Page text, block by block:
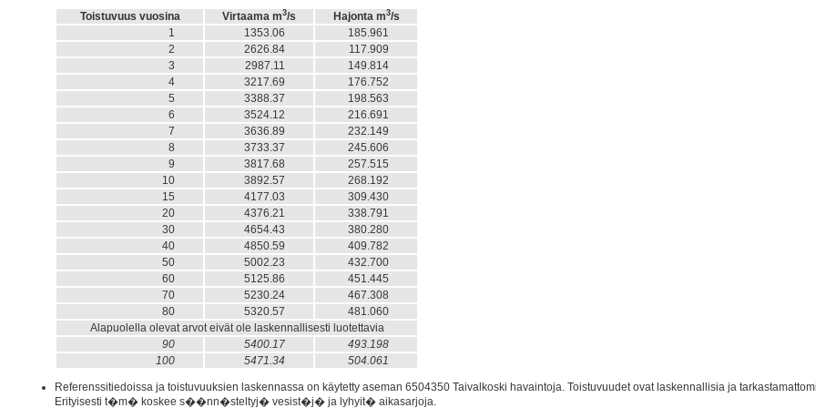
Toistuvuus vuosina Virtaama m3/s Hajonta m3/s
1
1353.06
185.961
2
2626.84
117.909
3
2987.11
149.814
4
3217.69
176.752
5
3388.37
198.563
6
3524.12
216.691
7
3636.89
232.149
8
3733.37
245.606
9
3817.68
257.515
10
3892.57
268.192
15
4177.03
309.430
20
4376.21
338.791
30
4654.43
380.280
40
4850.59
409.782
50
5002.23
432.700
60
5125.86
451.445
70
5230.24
467.308
80
5320.57
481.060
Alapuolella olevat arvot eivät ole laskennallisesti luotettavia
90
5400.17
493.198
100
5471.34 504.061
Referenssitiedoissa ja toistuvuuksien laskennassa on käytetty aseman 6504350 Taivalkoski havaintoja. Toistuvuudet ovat laskennallisia ja
Erityisesti t�m� koskee s��nn�steltyj� vesist�j� ja lyhyit� aikasarjoja.